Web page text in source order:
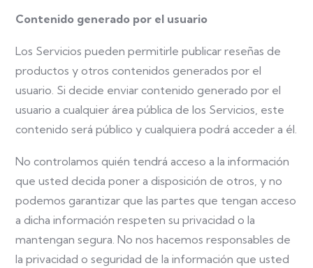
Contenido generado por el usuario
Los Servicios pueden permitirle publicar reseñas de
productos y otros contenidos generados por el
usuario. Si decide enviar contenido generado por el
usuario a cualquier área pública de los Servicios, este
contenido será público y cualquiera podrá acceder a él.
No controlamos quién tendrá acceso a la información
que usted decida poner a disposición de otros, y no
podemos garantizar que las partes que tengan acceso
a dicha información respeten su privacidad o la
mantengan segura. No nos hacemos responsables de
la privacidad o seguridad de la información que usted